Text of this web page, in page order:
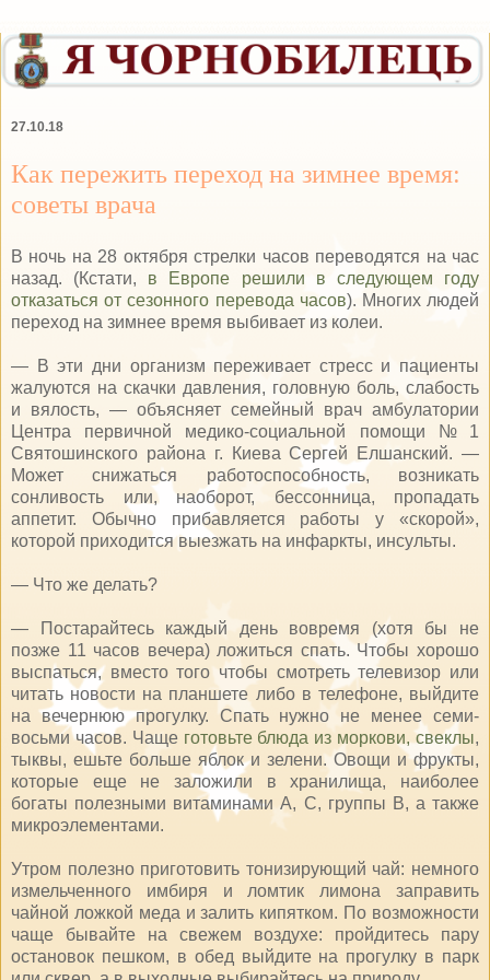
27.10.18
Как пережить переход на зимнее время:
советы врача
В ночь на 28 октября стрелки часов переводятся на час
назад. (Кстати, в Европе решили в следующем году
отказаться от сезонного перевода часов). Многих людей
переход на зимнее время выбивает из колеи.
— В эти дни организм переживает стресс и пациенты
жалуются на скачки давления, головную боль, слабость
и вялость, — объясняет семейный врач амбулатории
Центра первичной медико-социальной помощи № 1
Святошинского района г. Киева Сергей Елшанский. —
Может снижаться работоспособность, возникать
сонливость или, наоборот, бессонница, пропадать
аппетит. Обычно прибавляется работы у «скорой»,
которой приходится выезжать на инфаркты, инсульты.
— Что же делать?
— Постарайтесь каждый день вовремя (хотя бы не
позже 11 часов вечера) ложиться спать. Чтобы хорошо
выспаться, вместо того чтобы смотреть телевизор или
читать новости на планшете либо в телефоне, выйдите
на вечернюю прогулку. Спать нужно не менее семи-
восьми часов. Чаще готовьте блюда из моркови, свеклы,
тыквы, ешьте больше яблок и зелени. Овощи и фрукты,
которые еще не заложили в хранилища, наиболее
богаты полезными витаминами А, С, группы В, а также
микроэлементами.
Утром полезно приготовить тонизирующий чай: немного
измельченного имбиря и ломтик лимона заправить
чайной ложкой меда и залить кипятком. По возможности
чаще бывайте на свежем воздухе: пройдитесь пару
остановок пешком, в обед выйдите на прогулку в парк